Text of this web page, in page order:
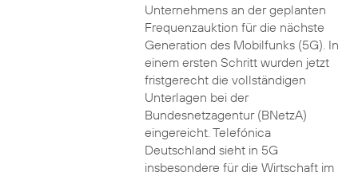
Unternehmens an der geplanten
Frequenzauktion für die nächste
Generation des Mobilfunks (5G). In
einem ersten Schritt wurden jetzt
fristgerecht die vollständigen
Unterlagen bei der
Bundesnetzagentur (BNetzA)
eingereicht. Telefónica
Deutschland sieht in 5G
insbesondere für die Wirtschaft im